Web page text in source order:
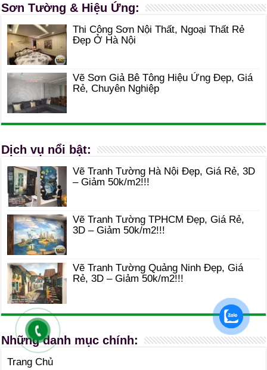
Sơn Tường & Hiệu Ứng:
Thi Công Sơn Nội Thất, Ngoại Thất Rẻ
Đẹp Ở Hà Nội
Vẽ Sơn Giả Bê Tông Hiệu Ứng Đẹp, Giá
Rẻ, Chuyên Nghiệp
Dịch vụ nổi bật:
Vẽ Tranh Tường Hà Nội Đẹp, Giá Rẻ, 3D
– Giảm 50k/m2!!!
Vẽ Tranh Tường TPHCM Đẹp, Giá Rẻ,
3D – Giảm 50k/m2!!!
Vẽ Tranh Tường Quảng Ninh Đẹp, Giá
Rẻ, 3D – Giảm 50k/m2!!!
Những danh mục chính:
Trang Chủ